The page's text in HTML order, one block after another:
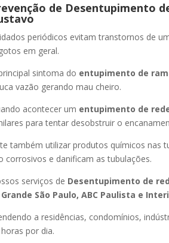
de Desentupimento
periódicos evitam transtornos de
em geral.
sintoma do entupimento de
vazão gerando mau cheiro.
acontecer um entupimento de
para tentar desobstruir o
também utilizar produtos químicos nas
corrosivos e danificam as tubulações.
serviços de Desentupimento de
Grande São Paulo, ABC Paulista e
a residências, condomínios,
por dia.